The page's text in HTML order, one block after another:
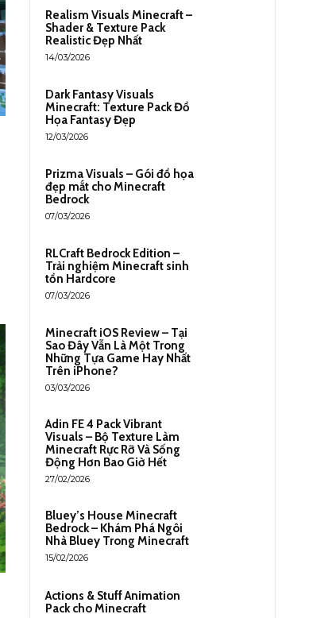
Realism Visuals Minecraft –
Shader & Texture Pack
Realistic Đẹp Nhất
14/03/2026
Dark Fantasy Visuals
Minecraft: Texture Pack Đồ
Họa Fantasy Đẹp
12/03/2026
Prizma Visuals – Gói đồ họa
đẹp mắt cho Minecraft
Bedrock
07/03/2026
RLCraft Bedrock Edition –
Trải nghiệm Minecraft sinh
tồn Hardcore
07/03/2026
Minecraft iOS Review – Tại
Sao Đây Vẫn Là Một Trong
Những Tựa Game Hay Nhất
Trên iPhone?
03/03/2026
Adin FE 4 Pack Vibrant
Visuals – Bộ Texture Làm
Minecraft Rực Rỡ Và Sống
Động Hơn Bao Giờ Hết
27/02/2026
Bluey’s House Minecraft
Bedrock – Khám Phá Ngôi
Nhà Bluey Trong Minecraft
15/02/2026
Actions & Stuff Animation
Pack cho Minecraft